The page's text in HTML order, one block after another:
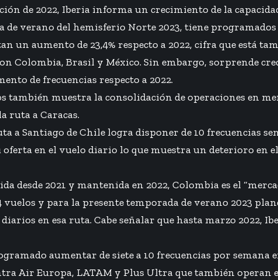
de 2022, Iberia informa un crecimiento de la
verano del hemisferio Norte 2023, tiene programados
un aumento de 23,4% respecto a 2022, cifra que está
Colombia, Brasil y México. Sin embargo, sorprende
de frecuencias respecto a 2022.
también muestra la consolidación de operaciones en
ruta a Caracas.
a Santiago de Chile logra disponer de 10 frecuencias
en el vuelo diario lo que muestra un deterioro en
desde 2021 y mantenida en 2022, Colombia es el
vuelos y para la presente temporada de verano 2023
en esa ruta. Cabe señalar que hasta marzo 2022,
aumentar de siete a 10 frecuencias por
Air Europa, LATAM y Plus Ultra que también operan